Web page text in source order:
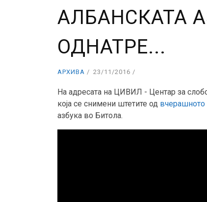
АЛБАНСКАТА
ОДНАТРЕ...
АРХИВА 23/11/2016
На адресата на ЦИВИЛ - Центар за
која се снимени штетите од
азбука во Битола.